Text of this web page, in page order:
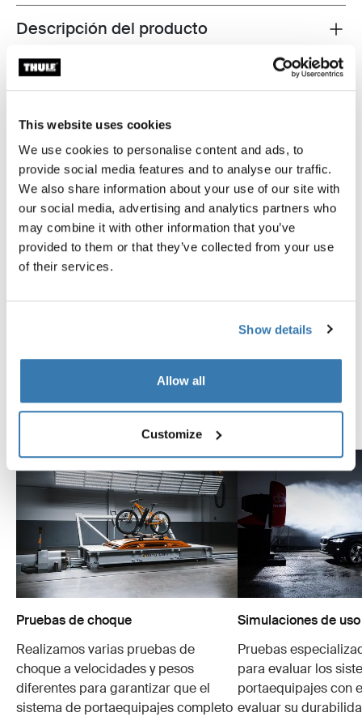
This website uses cookies
We use cookies to personalise content and ads, to
provide social media features and to analyse our traffic.
We also share information about your use of our site with
our social media, advertising and analytics partners who
may combine it with other information that you’ve
provided to them or that they’ve collected from your use
of their services.
Show details
Allow all
Customize
Toggle overview
Descripción del producto
Todas las características
Toggle techspec
Especificaciones técnicas
Toggle guides and instructions
Instrucciones
Probados al límite
En el Thule Test Center™ ubicado en Hillerstorp,
diseñados para cargar tus equipos y ser instalados de
Pruebas de choque
Realizamos varias pruebas de
choque a velocidades y pesos
diferentes para garantizar que el
sistema de portaequipajes completo
Simulaciones de
Pruebas
para evaluar los
portaequipajes con
evaluar su